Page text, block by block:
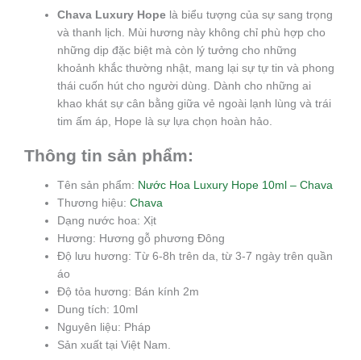
Chava Luxury Hope là biểu tượng của sự sang trọng
và thanh lịch. Mùi hương này không chỉ phù hợp cho
những dịp đặc biệt mà còn lý tưởng cho những
khoảnh khắc thường nhật, mang lại sự tự tin và phong
thái cuốn hút cho người dùng. Dành cho những ai
khao khát sự cân bằng giữa vẻ ngoài lạnh lùng và trái
tim ấm áp, Hope là sự lựa chọn hoàn hảo.
Thông tin sản phẩm:
Tên sản phẩm: Nước Hoa Luxury Hope 10ml – Chava
Thương hiệu:Chava
Dạng nước hoa: Xịt
Hương: Hương gỗ phương Đông
Độ lưu hương: Từ 6-8h trên da, từ 3-7 ngày trên quần
áo
Độ tỏa hương: Bán kính 2m
Dung tích: 10ml
Nguyên liệu: Pháp
Sản xuất tại Việt Nam.